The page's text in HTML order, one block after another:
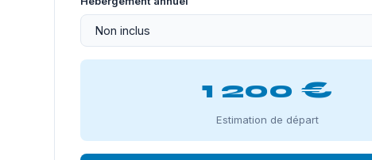
1 200 €
Estimation de départ